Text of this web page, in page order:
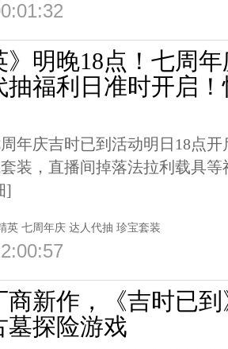
》明晚18点！七周
抽福利日准时开启
周年庆吉时已到活动明日18点
装，直播间掉落法拉利载具
]
英 七周年庆 达人代抽 珍宝套装
商新作，《吉时已
墓探险游戏